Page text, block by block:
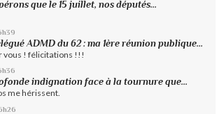
que le 15 juillet, nos députés...
ADMD du 62 : ma 1ère réunion publique...
vous ! félicitations !!!
indignation face à la tournure que...
me hérissent.